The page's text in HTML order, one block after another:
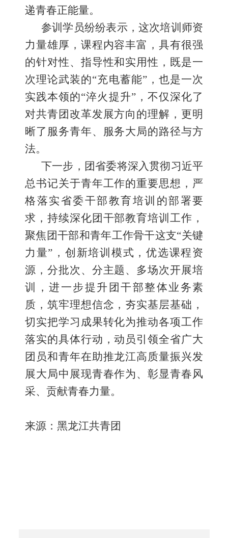
递青春正能量。
参训学员纷纷表示，这次培训师资
力量雄厚，课程内容丰富，具有很强
的针对性、指导性和实用性，既是一
次理论武装的“充电蓄能”，也是一次
实践本领的“淬火提升”，不仅深化了
对共青团改革发展方向的理解，更明
晰了服务青年、服务大局的路径与方
法。
下一步，团省委将深入贯彻习近平
总书记关于青年工作的重要思想，严
格落实省委干部教育培训的部署要
求，持续深化团干部教育培训工作，
聚焦团干部和青年工作骨干这支“关键
力量”，创新培训模式，优选课程资
源，分批次、分主题、多场次开展培
训，进一步提升团干部整体业务素
质，筑牢理想信念，夯实基层基础，
切实把学习成果转化为推动各项工作
落实的具体行动，动员引领全省广大
团员和青年在助推龙江高质量振兴发
展大局中展现青春作为、彰显青春风
采、贡献青春力量。
来源：黑龙江共青团